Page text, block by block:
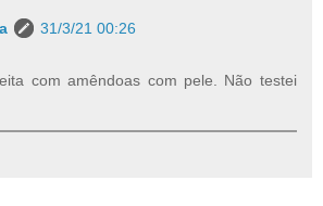
31/3/21 00:26
com amêndoas com pele. Não testei